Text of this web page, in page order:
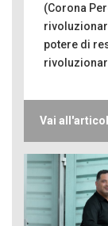
(Corona
potere di
Vai